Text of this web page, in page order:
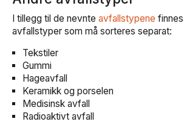
I tillegg til de nevnte avfallstypene
avfallstyper som må sorteres separat:
Tekstiler
Gummi
Hageavfall
Keramikk og porselen
Medisinsk avfall
Radioaktivt avfall